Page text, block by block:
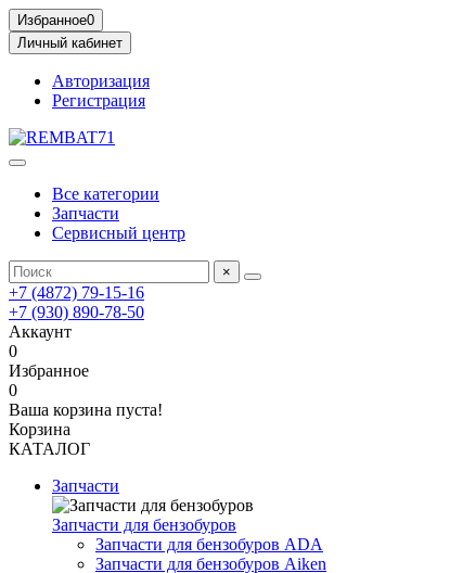
Избранное0
Личный кабинет
Авторизация
Регистрация
Все категории
Запчасти
Сервисный центр
×
+7 (4872) 79-15-16
+7 (930) 890-78-50
Аккаунт
0
Избранное
0
Ваша корзина пуста!
Корзина
КАТАЛОГ
Запчасти
Запчасти для бензобуров
Запчасти для бензобуров ADA
Запчасти для бензобуров Aiken